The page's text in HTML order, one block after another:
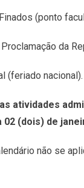
(ponto
da
(feriado nacional).
atividades
(dois) de
não se